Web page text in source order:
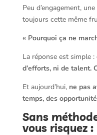
Peu d’engagement,
toujours cette même
« Pourquoi ça ne
La réponse est simple :
d’efforts, ni de talent.
Et aujourd’hui, ne pas
temps, des
Sans
vous risquez :